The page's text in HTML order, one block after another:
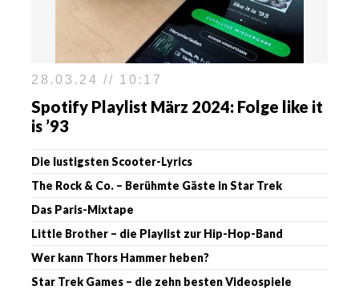
28.03.24 // 10:17
Spotify Playlist März 2024: Folge like it
is ’93
Die lustigsten Scooter-Lyrics
The Rock & Co. – Berühmte Gäste in Star Trek
Das Paris-Mixtape
Little Brother – die Playlist zur Hip-Hop-Band
Wer kann Thors Hammer heben?
Star Trek Games – die zehn besten Videospiele